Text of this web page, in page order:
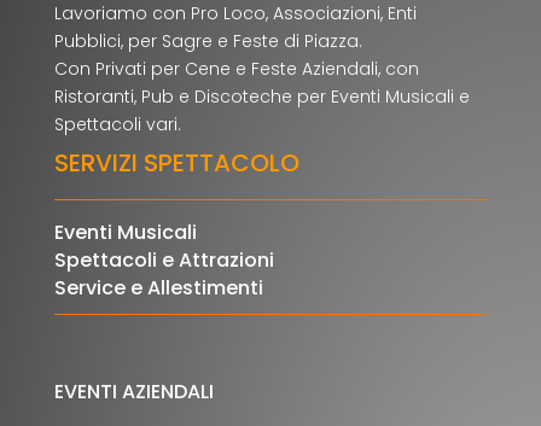
Lavoriamo con Pro Loco, Associazioni, Enti
Pubblici, per Sagre e Feste di Piazza.
Con Privati per Cene e Feste Aziendali, con
Ristoranti, Pub e Discoteche per Eventi Musicali e
Spettacoli vari.
SERVIZI SPETTACOLO
Eventi Musicali
Spettacoli e Attrazioni
Service e Allestimenti
EVENTI AZIENDALI